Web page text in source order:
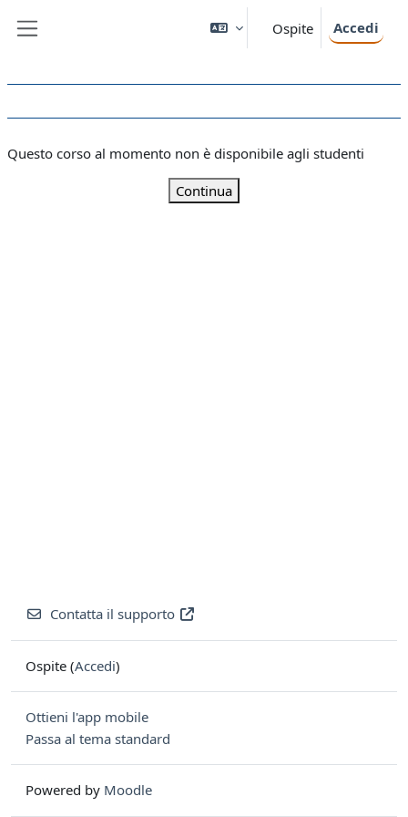
Ospite Accedi
Questo corso al momento non è disponibile agli studenti
Continua
Contatta il supporto
Ospite (Accedi)
Ottieni l'app mobile
Passa al tema standard
Powered by Moodle